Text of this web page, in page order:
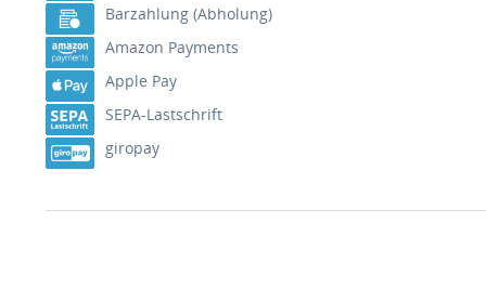
Barzahlung (Abholung)
Amazon Payments
Apple Pay
SEPA-Lastschrift
giropay